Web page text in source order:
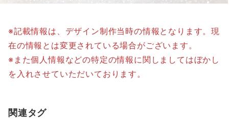
※記載情報は、デザイン制作当時の情報となります。現
在の情報とは変更されている場合がございます。
※また個人情報などの特定の情報に関しましてはぼかし
を入れさせていただいております。
関連タグ